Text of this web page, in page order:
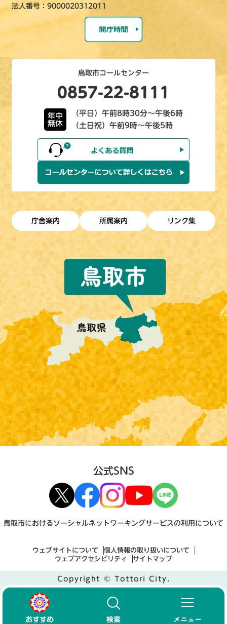
法人番号：9000020312011
鳥取市コールセンター
0857-22-8111
年中
無休
（平日）午前8時30分～午後6時
（土日祝）午前9時～午後5時
庁舎案内 所属案内 リンク集
公式SNS
鳥取市におけるソーシャルネットワーキングサービスの利用について
ウェブサイトについて
個人情報の取り扱いについて
ウェブアクセシビリティ
サイトマップ
Copyright © Tottori City.